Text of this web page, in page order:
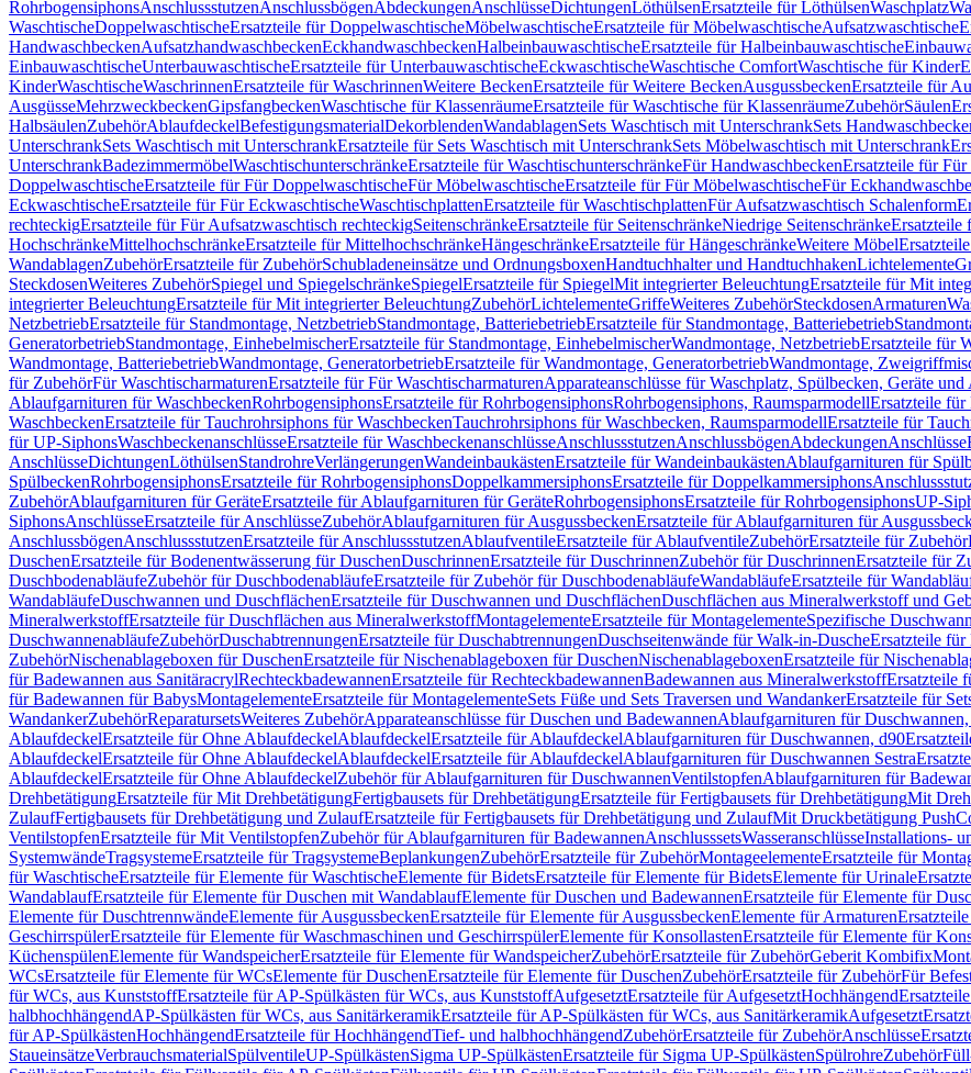
RohrbogensiphonsAnschlussstutzenAnschlussbögenAbdeckungenAnschlüsseDichtungenLöthülsenErsatzteile für LöthülsenWaschplatz
WaschtischeDoppelwaschtischeErsatzteile für DoppelwaschtischeMöbelwaschtischeErsatzteile für MöbelwaschtischeAufsatzwaschtische
HandwaschbeckenAufsatzhandwaschbeckenEckhandwaschbeckenHalbeinbauwaschtischeErsatzteile für Halbeinbauwaschtische
EinbauwaschtischeUnterbauwaschtischeErsatzteile für UnterbauwaschtischeEckwaschtischeWaschtische ComfortWaschtische für Kinder
KinderWaschtischeWaschrinnenErsatzteile für WaschrinnenWeitere BeckenErsatzteile für Weitere BeckenAusgussbeckenErsatzteile für
AusgüsseMehrzweckbeckenGipsfangbeckenWaschtische für KlassenräumeErsatzteile für Waschtische für KlassenräumeZubehörSäulen
HalbsäulenZubehörAblaufdeckelBefestigungsmaterialDekorblendenWandablagenSets Waschtisch mit UnterschrankSets
UnterschrankSets Waschtisch mit UnterschrankErsatzteile für Sets Waschtisch mit UnterschrankSets Möbelwaschtisch mit Unterschrank
UnterschrankBadezimmermöbelWaschtischunterschränkeErsatzteile für WaschtischunterschränkeFür HandwaschbeckenErsatzteile für
DoppelwaschtischeErsatzteile für Für DoppelwaschtischeFür MöbelwaschtischeErsatzteile für Für MöbelwaschtischeFür
EckwaschtischeErsatzteile für Für EckwaschtischeWaschtischplattenErsatzteile für WaschtischplattenFür Aufsatzwaschtisch Schalenform
rechteckigErsatzteile für Für Aufsatzwaschtisch rechteckigSeitenschränkeErsatzteile für SeitenschränkeNiedrige SeitenschränkeErsatzteile
HochschränkeMittelhochschränkeErsatzteile für MittelhochschränkeHängeschränkeErsatzteile für HängeschränkeWeitere Möbel
WandablagenZubehörErsatzteile für ZubehörSchubladeneinsätze und OrdnungsboxenHandtuchhalter und HandtuchhakenLichtelemente
SteckdosenWeiteres ZubehörSpiegel und SpiegelschränkeSpiegelErsatzteile für SpiegelMit integrierter BeleuchtungErsatzteile für Mit
integrierter BeleuchtungErsatzteile für Mit integrierter BeleuchtungZubehörLichtelementeGriffeWeiteres ZubehörSteckdosenArmaturen
NetzbetriebErsatzteile für Standmontage, NetzbetriebStandmontage, BatteriebetriebErsatzteile für Standmontage, Batteriebetrieb
GeneratorbetriebStandmontage, EinhebelmischerErsatzteile für Standmontage, EinhebelmischerWandmontage, NetzbetriebErsatzteile für
Wandmontage, BatteriebetriebWandmontage, GeneratorbetriebErsatzteile für Wandmontage, GeneratorbetriebWandmontage,
für ZubehörFür WaschtischarmaturenErsatzteile für Für WaschtischarmaturenApparateanschlüsse für Waschplatz, Spülbecken, Geräte und
Ablaufgarnituren für WaschbeckenRohrbogensiphonsErsatzteile für RohrbogensiphonsRohrbogensiphons, RaumsparmodellErsatzteile für
WaschbeckenErsatzteile für Tauchrohrsiphons für WaschbeckenTauchrohrsiphons für Waschbecken, RaumsparmodellErsatzteile für
für UP-SiphonsWaschbeckenanschlüsseErsatzteile für WaschbeckenanschlüsseAnschlussstutzenAnschlussbögenAbdeckungenAnschlüsse
AnschlüsseDichtungenLöthülsenStandrohreVerlängerungenWandeinbaukästenErsatzteile für WandeinbaukästenAblaufgarnituren für
SpülbeckenRohrbogensiphonsErsatzteile für RohrbogensiphonsDoppelkammersiphonsErsatzteile für Doppelkammersiphons
ZubehörAblaufgarnituren für GeräteErsatzteile für Ablaufgarnituren für GeräteRohrbogensiphonsErsatzteile für RohrbogensiphonsUP-
SiphonsAnschlüsseErsatzteile für AnschlüsseZubehörAblaufgarnituren für AusgussbeckenErsatzteile für Ablaufgarnituren für
AnschlussbögenAnschlussstutzenErsatzteile für AnschlussstutzenAblaufventileErsatzteile für AblaufventileZubehörErsatzteile für Zubehör
DuschenErsatzteile für Bodenentwässerung für DuschenDuschrinnenErsatzteile für DuschrinnenZubehör für DuschrinnenErsatzteile für
DuschbodenabläufeZubehör für DuschbodenabläufeErsatzteile für Zubehör für DuschbodenabläufeWandabläufeErsatzteile für
WandabläufeDuschwannen und DuschflächenErsatzteile für Duschwannen und DuschflächenDuschflächen aus Mineralwerkstoff und
MineralwerkstoffErsatzteile für Duschflächen aus MineralwerkstoffMontagelementeErsatzteile für MontagelementeSpezifische
DuschwannenabläufeZubehörDuschabtrennungenErsatzteile für DuschabtrennungenDuschseitenwände für Walk-in-DuscheErsatzteile
ZubehörNischenablageboxen für DuschenErsatzteile für Nischenablageboxen für DuschenNischenablageboxenErsatzteile für
für Badewannen aus SanitäracrylRechteckbadewannenErsatzteile für RechteckbadewannenBadewannen aus MineralwerkstoffErsatzteile
für Badewannen für BabysMontagelementeErsatzteile für MontagelementeSets Füße und Sets Traversen und WandankerErsatzteile für
WandankerZubehörReparatursetsWeiteres ZubehörApparateanschlüsse für Duschen und BadewannenAblaufgarnituren für Duschwannen,
AblaufdeckelErsatzteile für Ohne AblaufdeckelAblaufdeckelErsatzteile für AblaufdeckelAblaufgarnituren für Duschwannen, d90
AblaufdeckelErsatzteile für Ohne AblaufdeckelAblaufdeckelErsatzteile für AblaufdeckelAblaufgarnituren für Duschwannen Sestra
AblaufdeckelErsatzteile für Ohne AblaufdeckelZubehör für Ablaufgarnituren für DuschwannenVentilstopfenAblaufgarnituren für
DrehbetätigungErsatzteile für Mit DrehbetätigungFertigbausets für DrehbetätigungErsatzteile für Fertigbausets für DrehbetätigungMit
ZulaufFertigbausets für Drehbetätigung und ZulaufErsatzteile für Fertigbausets für Drehbetätigung und ZulaufMit Druckbetätigung
VentilstopfenErsatzteile für Mit VentilstopfenZubehör für Ablaufgarnituren für BadewannenAnschlusssetsWasseranschlüsseInstallations-
SystemwändeTragsystemeErsatzteile für TragsystemeBeplankungenZubehörErsatzteile für ZubehörMontageelementeErsatzteile für
für WaschtischeErsatzteile für Elemente für WaschtischeElemente für BidetsErsatzteile für Elemente für BidetsElemente für Urinale
WandablaufErsatzteile für Elemente für Duschen mit WandablaufElemente für Duschen und BadewannenErsatzteile für Elemente für
Elemente für DuschtrennwändeElemente für AusgussbeckenErsatzteile für Elemente für AusgussbeckenElemente für Armaturen
GeschirrspülerErsatzteile für Elemente für Waschmaschinen und GeschirrspülerElemente für KonsollastenErsatzteile für Elemente für
KüchenspülenElemente für WandspeicherErsatzteile für Elemente für WandspeicherZubehörErsatzteile für ZubehörGeberit Kombifix
WCsErsatzteile für Elemente für WCsElemente für DuschenErsatzteile für Elemente für DuschenZubehörErsatzteile für ZubehörFür
für WCs, aus KunststoffErsatzteile für AP-Spülkästen für WCs, aus KunststoffAufgesetztErsatzteile für AufgesetztHochhängend
halbhochhängendAP-Spülkästen für WCs, aus SanitärkeramikErsatzteile für AP-Spülkästen für WCs, aus SanitärkeramikAufgesetzt
für AP-SpülkästenHochhängendErsatzteile für HochhängendTief- und halbhochhängendZubehörErsatzteile für ZubehörAnschlüsse
StaueinsätzeVerbrauchsmaterialSpülventileUP-SpülkästenSigma UP-SpülkästenErsatzteile für Sigma UP-SpülkästenSpülrohreZubehör